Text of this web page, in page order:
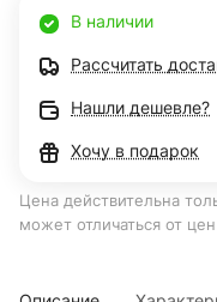
В наличии
Рассчитать
Нашли дешевле?
Хочу в подарок
Цена действительна
может отличаться от